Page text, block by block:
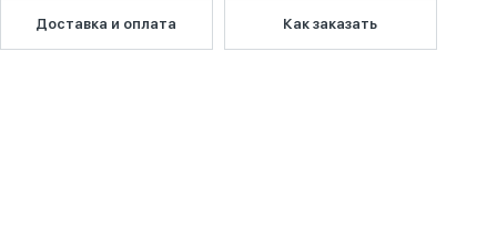
Доставка и оплата Как заказать